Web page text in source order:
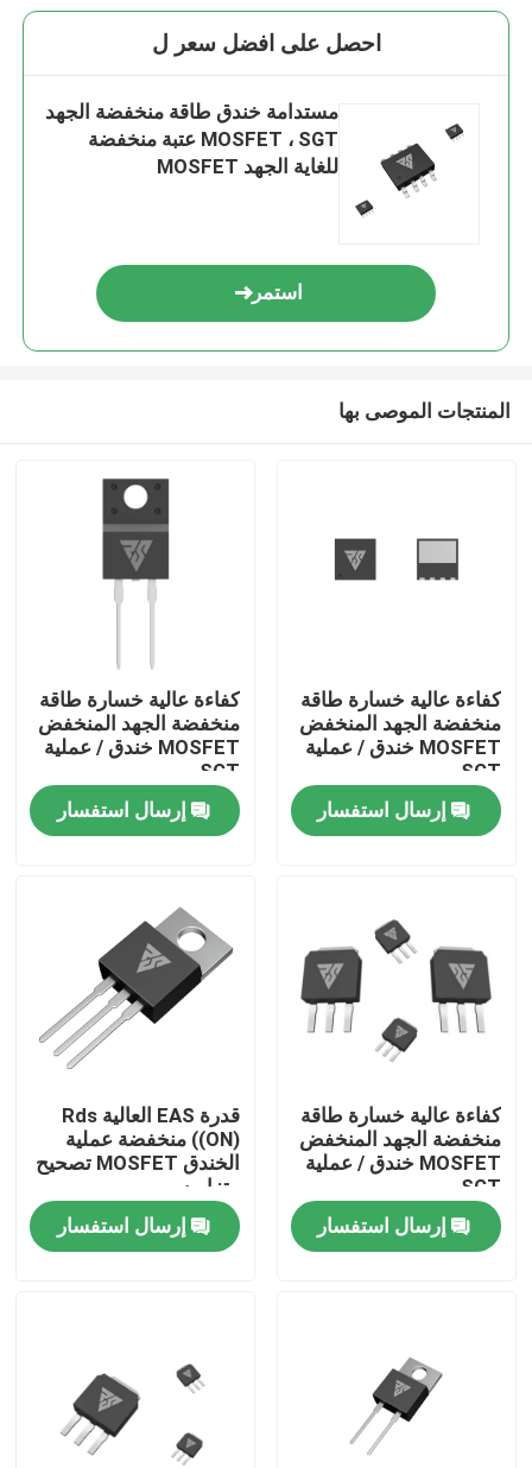
المنزل
معلومات عنا
جولة في المعمل
اتصل بنا
أخبار
موسفيت عالي الطاقة
كربيد السيليكون موسفيت
احصل على افضل سعر ل
مستدامة خندق طاقة منخفضة الجهد
MOSFET ، SGT عتبة منخفضة
للغاية الجهد MOSFET
استمر
المنتجات الموصى بها
كفاءة عالية خسارة طاقة
منخفضة الجهد المنخفض
MOSFET خندق / عملية
SGT
إرسال استفسار
كفاءة عالية خسارة طاقة
منخفضة الجهد المنخفض
MOSFET خندق / عملية
SGT
إرسال استفسار
كفاءة عالية خسارة طاقة
منخفضة الجهد المنخفض
MOSFET خندق / عملية
SGT
إرسال استفسار
قدرة EAS العالية Rds
((ON) منخفضة عملية
الخندق MOSFET تصحيح
متزامن
إرسال استفسار